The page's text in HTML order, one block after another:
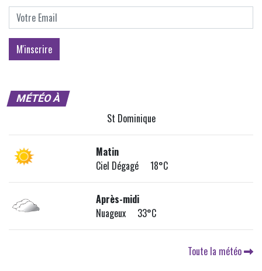
MÉTÉO À
St Dominique
Matin
Ciel Dégagé 18°C
Après-midi
Nuageux 33°C
Toute la météo